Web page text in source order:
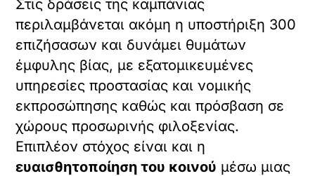
Στις δράσεις της καμπάνιας
περιλαμβάνεται ακόμη η υποστήριξη 300
επιζήσασων και δυνάμει θυμάτων
έμφυλης βίας, με εξατομικευμένες
υπηρεσίες προστασίας και νομικής
εκπροσώπησης καθώς και πρόσβαση σε
χώρους προσωρινής φιλοξενίας.
Επιπλέον στόχος είναι και η
ευαισθητοποίηση του κοινού μέσω μιας